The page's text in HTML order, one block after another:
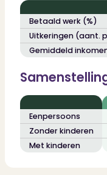
Betaald werk (%)
Uitkeringen (aant.
Gemiddeld
Eenpersoons
Zonder kinderen
Met kinderen